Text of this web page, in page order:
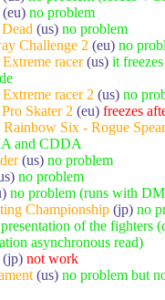
(eu) no problem
(us) no problem
Challenge 2 (eu) no
racer (us) it
racer 2 (us) no
Skater 2 (eu) freezes
Six - Rogue Spear
and CDDA
(us) no problem
no problem
no problem (runs with
Championship (jp) no
of the fighters
asynchronous read)
(jp) not work
(us) no problem but